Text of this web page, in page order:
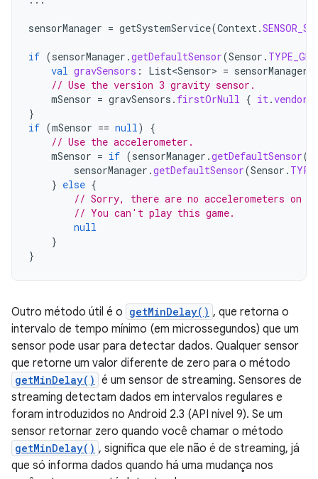
sensorManager = getSystemService(Context.
if (sensorManager .getDefaultSensor(Sensor .
val gravSensors : List<Sensor> = sensorManager
// Use the version 3 gravity sensor.
mSensor = gravSensors . firstOrNull { it.vendor
}
if (mSensor == null)
{
// Use the accelerometer.
mSensor = if (sensorManager .getDefaultSensor(
sensorManager .getDefaultSensor(Sensor .
} else {
// Sorry, there are no accelerometers on
// You can't play this game.
null
}
}
Outro método útil é o getMinDelay() , que retorna o
intervalo de tempo mínimo (em microssegundos) que um
sensor pode usar para detectar dados. Qualquer sensor
que retorne um valor diferente de zero para o método
getMinDelay() é um sensor de streaming. Sensores de
streaming detectam dados em intervalos regulares e
foram introduzidos no Android 2.3 (API nível 9). Se um
sensor retornar zero quando você chamar o método
getMinDelay() , significa que ele não é de streaming, já
que só informa dados quando há uma mudança nos